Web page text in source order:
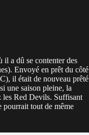
il a dû se contenter des
Envoyé en prêt du côté
il était de nouveau prêté
une saison pleine, la
les Red Devils. Suffisant
pourrait tout de même